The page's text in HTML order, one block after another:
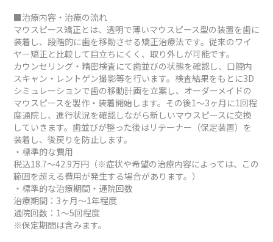
■治療内容・治療の流れ
マウスピース矯正とは、透明で薄いマウスピース型の装置を歯に
装着し、段階的に歯を移動させる矯正治療法です。従来のワイ
ヤー矯正と比較して目立ちにくく、取り外しが可能です。
カウンセリング・精密検査にて歯並びの状態を確認し、口腔内
スキャン・レントゲン撮影等を行います。検査結果をもとに3D
シミュレーションで歯の移動計画を立案し、オーダーメイドの
マウスピースを製作・装着開始します。その後1～3ヶ月に1回程
度通院し、進行状況を確認しながら新しいマウスピースに交換
していきます。歯並びが整った後はリテーナー（保定装置）を
装着し、後戻りを防止します。
・標準的な費用
税込18.7～42.9万円（※症状や希望の治療内容によっては、この
範囲を超える費用が発生する場合があります。）
・標準的な治療期間・通院回数
治療期間：3ヶ月～1年程度
通院回数：1～5回程度
※保定期間は含みます。